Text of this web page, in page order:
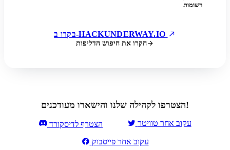
רשומות
בקרו ב-HACKUNDERWAY.IO
חקרו את חיפוש הדליפות
הצטרפו לקהילה שלנו והישארו מעודכנים!
הצטרף לדיסקורד עקוב אחר טוויטר
עקוב אחר פייסבוק